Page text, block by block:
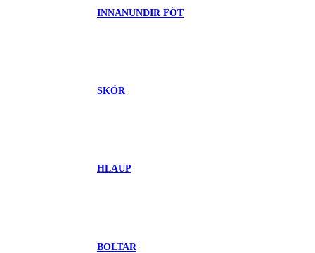
INNANUNDIR FÖT
SKÓR
HLAUP
BOLTAR